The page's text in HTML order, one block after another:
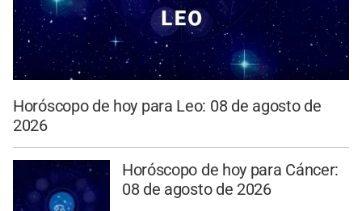
Horóscopo de hoy para Leo: 08 de agosto de
2026
Horóscopo de hoy para Cáncer:
08 de agosto de 2026